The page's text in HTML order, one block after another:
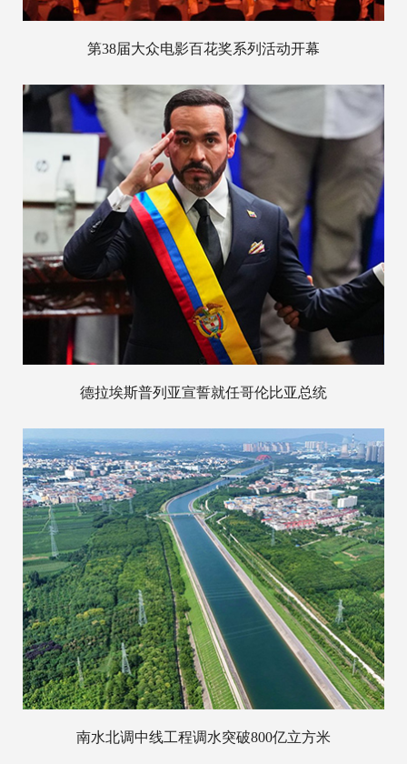
第38届大众电影百花奖系列活动开幕
德拉埃斯普列亚宣誓就任哥伦比亚总统
南水北调中线工程调水突破800亿立方米